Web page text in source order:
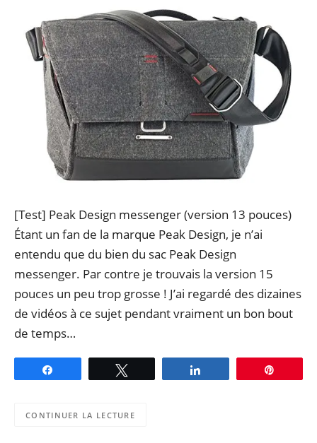
[Test] Peak Design messenger (version 13 pouces)
Étant un fan de la marque Peak Design, je n’ai
entendu que du bien du sac Peak Design
messenger. Par contre je trouvais la version 15
pouces un peu trop grosse ! J’ai regardé des dizaines
de vidéos à ce sujet pendant vraiment un bon bout
de temps…
CONTINUER LA LECTURE